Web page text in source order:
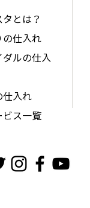
タとは？
の仕入れ
ダルの仕入
仕入れ
ビス一覧